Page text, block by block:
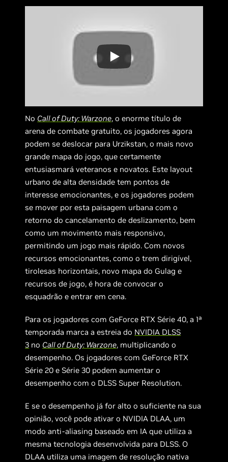
No Call of Duty: Warzone, o enorme título de
arena de combate gratuito, os jogadores agora
podem se deslocar para Urzikstan, o mais novo
grande mapa do jogo, que certamente
entusiasmará veteranos e novatos. Este layout
urbano de alta densidade tem pontos de
interesse emocionantes, e os jogadores podem
se mover por esta paisagem urbana com o
retorno do cancelamento de deslizamento, bem
como um movimento mais responsivo,
permitindo um jogo mais rápido. Com novos
recursos emocionantes, como o trem dirigível,
tirolesas horizontais, novo mapa do Gulag e
recursos de jogo, é hora de convocar o
esquadrão e entrar em cena.
Para os jogadores com GeForce RTX Série 40, a 1ª
temporada marca a estreia do NVIDIA DLSS
3 no Call of Duty: Warzone, multiplicando o
desempenho. Os jogadores com GeForce RTX
Série 20 e Série 30 podem aumentar o
desempenho com o DLSS Super Resolution.
E se o desempenho já for alto o suficiente na sua
opinião, você pode ativar o NVIDIA DLAA, um
modo anti-aliasing baseado em IA que utiliza a
mesma tecnologia desenvolvida para DLSS. O
DLAA utiliza uma imagem de resolução nativa